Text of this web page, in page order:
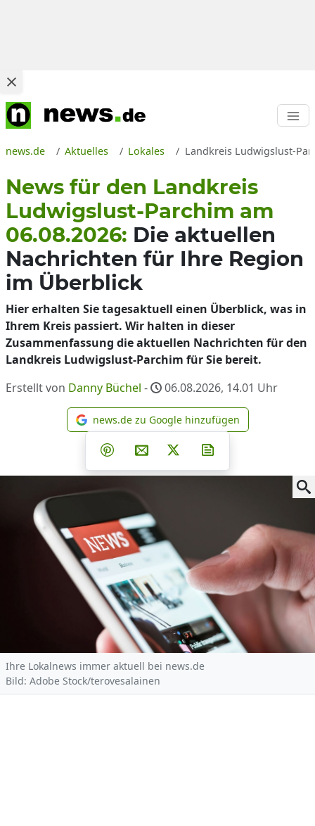
news.de Aktuelles Lokales Landkreis Ludwigslust-
News für den Landkreis
Ludwigslust-Parchim am
06.08.2026: Die aktuellen
Nachrichten für Ihre Region
im Überblick
Hier erhalten Sie tagesaktuell einen Überblick, was in
Ihrem Kreis passiert. Wir halten in dieser
Zusammenfassung die aktuellen Nachrichten für den
Landkreis Ludwigslust-Parchim für Sie bereit.
Erstellt von Danny Büchel - 06.08.2026, 14.01 Uhr
news.de zu Google
news.de zu Google hinzufügen
Teilen auf Facebook
Teilen auf Whatsapp
Teilen auf Telegram
Teilen auf Pinterest
Per E-Mail teilen
Post auf X
Ihre Lokalnews immer aktuell bei news.de
Bild: Adobe Stock/terovesalainen